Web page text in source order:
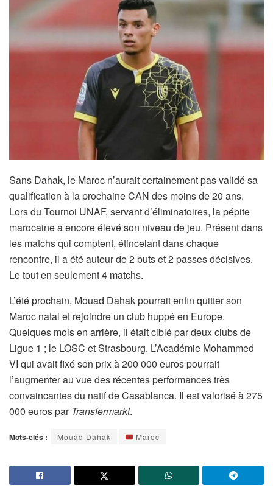
Sans Dahak, le Maroc n’aurait certainement pas validé sa
qualification à la prochaine CAN des moins de 20 ans.
Lors du Tournoi UNAF, servant d’éliminatoires, la pépite
marocaine a encore élevé son niveau de jeu. Présent dans
les matchs qui comptent, étincelant dans chaque
rencontre, il a été auteur de 2 buts et 2 passes décisives.
Le tout en seulement 4 matchs.
L’été prochain, Mouad Dahak pourrait enfin quitter son
Maroc natal et rejoindre un club huppé en Europe.
Quelques mois en arrière, il était ciblé par deux clubs de
Ligue 1 ; le LOSC et Strasbourg. L’Académie Mohammed
VI qui avait fixé son prix à 200 000 euros pourrait
l’augmenter au vue des récentes performances très
convaincantes du natif de Casablanca. Il est valorisé à 275
000 euros par Transfermarkt.
Mots-clés : Mouad Dahak Maroc